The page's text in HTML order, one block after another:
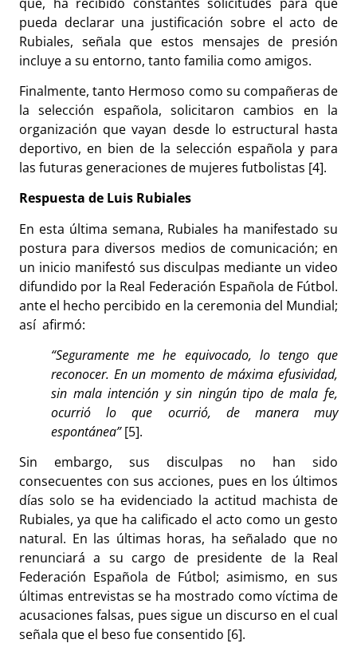
pueda declarar una justificación sobre el acto de
Rubiales, señala que estos mensajes de presión
incluye a su entorno, tanto familia como amigos.
Finalmente, tanto Hermoso como su compañeras de
la selección española, solicitaron cambios en la
organización que vayan desde lo estructural hasta
deportivo, en bien de la selección española y para
las futuras generaciones de mujeres futbolistas [4].
Respuesta de Luis Rubiales
En esta última semana, Rubiales ha manifestado su
postura para diversos medios de comunicación; en
un inicio manifestó sus disculpas mediante un video
difundido por la Real Federación Española de Fútbol.
ante el hecho percibido en la ceremonia del Mundial;
así afirmó:
“Seguramente me he equivocado, lo tengo que
reconocer. En un momento de máxima efusividad,
sin mala intención y sin ningún tipo de mala fe,
ocurrió lo que ocurrió, de manera muy
espontánea”[5].
Sin embargo, sus disculpas no han sido
consecuentes con sus acciones, pues en los últimos
días solo se ha evidenciado la actitud machista de
Rubiales, ya que ha calificado el acto como un gesto
natural. En las últimas horas, ha señalado que no
renunciará a su cargo de presidente de la Real
Federación Española de Fútbol; asimismo, en sus
últimas entrevistas se ha mostrado como víctima de
acusaciones falsas, pues sigue un discurso en el cual
señala que el beso fue consentido [6].